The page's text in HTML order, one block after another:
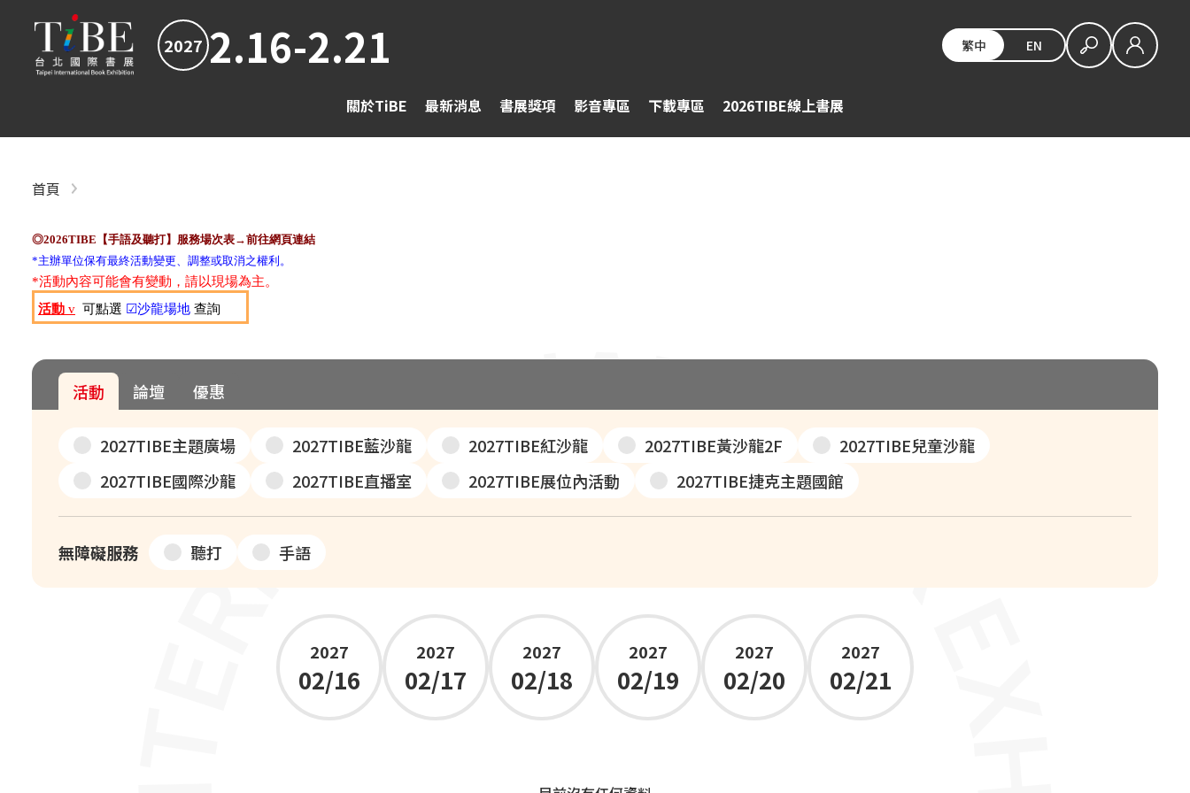
2027 2.16-2.21 繁中 EN
關於TiBE 最新消息 書展獎項 影音專區 下載專區 2026TIBE線上書展
首頁
◎2026TIBE【手語及聽打】服務場次表→前往網頁連結
*主辦單位保有最終活動變更、調整或取消之權利。
*活動內容可能會有變動，請以現場為主。
活動 v 可點選 ☑沙龍場地 查詢
活動 論壇 優惠
2027TIBE主題廣場 2027TIBE藍沙龍 2027TIBE紅沙龍 2027TIBE黃沙龍2F
2027TIBE兒童沙龍
2027TIBE國際沙龍
2027TIBE直播室 2027TIBE展位內活動 2027TIBE捷克主題國館
無障礙服務 聽打 手語
2027
02/16
2027
02/17
2027
02/18
2027
02/19
2027
02/20
2027
02/21